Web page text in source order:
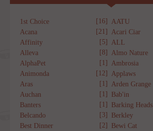
1st Choice [16] AATU
Acana
[21] Acari Ciar
Affinity
[5] ALL
Alleva
[8] Almo Nature
AlphaPet
[1] Ambrosia
Animonda
[12] Applaws
Aras
[1] Arden Grange
Auchan
[1] Bab'in
Banters
[1] Barking Heads
Belcando
[3] Berkley
Best Dinner
[2] Bewi Cat